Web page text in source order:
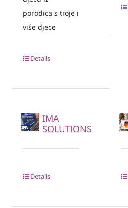
porodica s troje i
više djece
Details
IMA
SOLUTIONS
Details